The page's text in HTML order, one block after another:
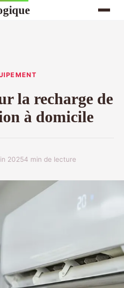
la recharge de
à domicile
20254 min de lecture